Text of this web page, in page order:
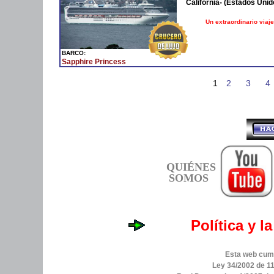
BARCO:
Sapphire Princess
California- (Estados
Un extraordinario
1 2 3 4
QUIÉNES
SOMOS
Política y
Esta web
Ley 34/2002 de